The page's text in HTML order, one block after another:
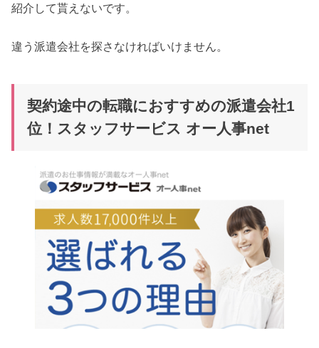
紹介して貰えないです。
違う派遣会社を探さなければいけません。
契約途中の転職におすすめの派遣会社1
位！スタッフサービス オー人事net